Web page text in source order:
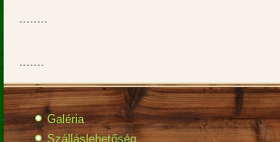
........
.......
Galéria
Szálláslehetőség